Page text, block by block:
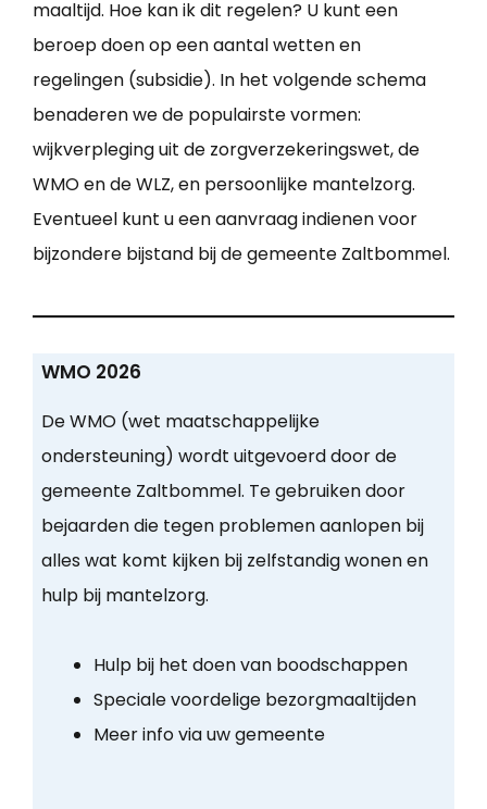
maaltijd. Hoe kan ik dit regelen? U kunt een
beroep doen op een aantal wetten en
regelingen (subsidie). In het volgende schema
benaderen we de populairste vormen:
wijkverpleging uit de zorgverzekeringswet, de
WMO en de WLZ, en persoonlijke mantelzorg.
Eventueel kunt u een aanvraag indienen voor
bijzondere bijstand bij de gemeente Zaltbommel.
WMO 2026
De WMO (wet maatschappelijke
ondersteuning) wordt uitgevoerd door de
gemeente Zaltbommel. Te gebruiken door
bejaarden die tegen problemen aanlopen bij
alles wat komt kijken bij zelfstandig wonen en
hulp bij mantelzorg.
Hulp bij het doen van boodschappen
Speciale voordelige bezorgmaaltijden
Meer info via uw gemeente